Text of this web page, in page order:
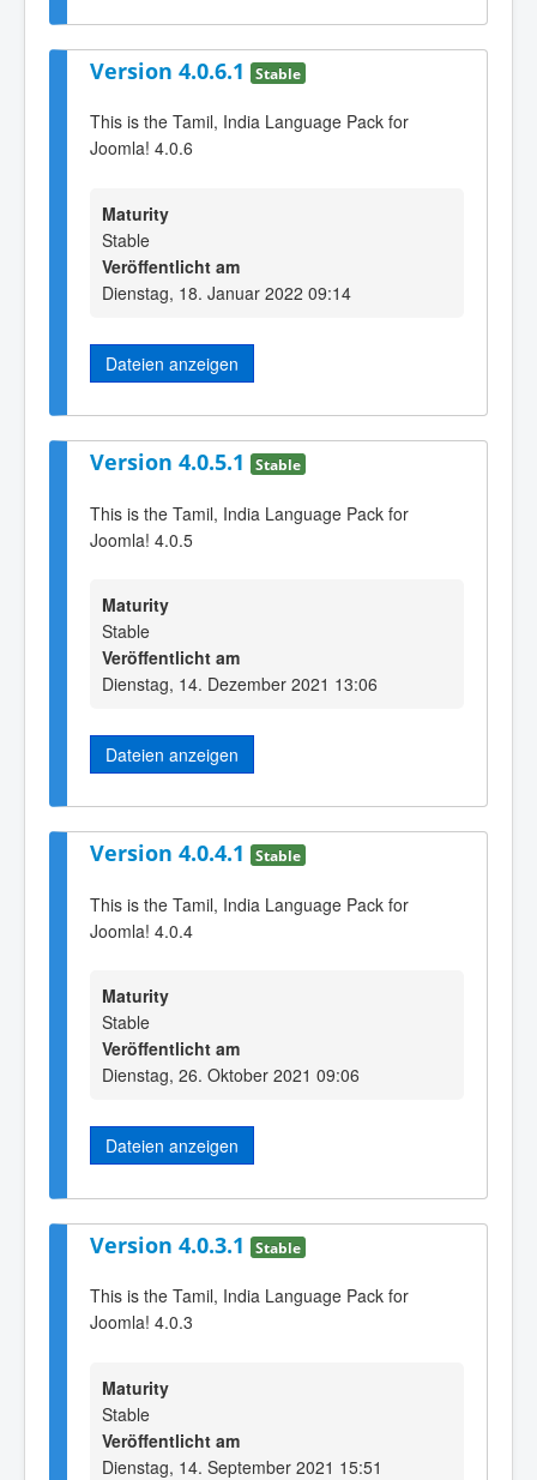
Version 4.0.6.1 Stable
This is the Tamil, India Language Pack for
Joomla! 4.0.6
Maturity
Stable
Veröffentlicht am
Dienstag, 18. Januar 2022 09:14
Dateien anzeigen
Version 4.0.5.1 Stable
This is the Tamil, India Language Pack for
Joomla! 4.0.5
Maturity
Stable
Veröffentlicht am
Dienstag, 14. Dezember 2021 13:06
Dateien anzeigen
Version 4.0.4.1 Stable
This is the Tamil, India Language Pack for
Joomla! 4.0.4
Maturity
Stable
Veröffentlicht am
Dienstag, 26. Oktober 2021 09:06
Dateien anzeigen
Version 4.0.3.1 Stable
This is the Tamil, India Language Pack for
Joomla! 4.0.3
Maturity
Stable
Veröffentlicht am
Dienstag, 14. September 2021 15:51